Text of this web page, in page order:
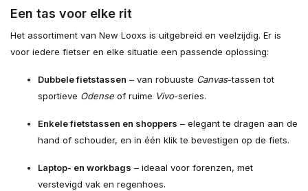
Een tas voor elke rit
Het assortiment van New Looxs is uitgebreid en veelzijdig. Er is
voor iedere fietser en elke situatie een passende oplossing:
Dubbele fietstassen – van robuuste Canvas-tassen tot
sportieve Odense of ruime Vivo-series.
Enkele fietstassen en shoppers – elegant te dragen aan de
hand of schouder, en in één klik te bevestigen op de fiets.
Laptop- en workbags – ideaal voor forenzen, met
verstevigd vak en regenhoes.